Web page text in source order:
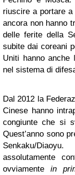
riuscire a portare
ancora non hanno
delle ferite della
subite dai coreani
Uniti hanno anche
nel sistema di
Dal 2012 la
Cinese hanno
congiunte che si
Quest’anno sono
Senkaku/
assolutamente
ovviamente in